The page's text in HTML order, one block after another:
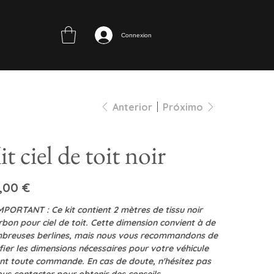
Connexion
Anterior Próximo
ciel de toit noir
€
: Ce kit contient 2 mètres de tissu noir
pour ciel de toit. Cette dimension convient à de
berlines, mais nous vous recommandons de
les dimensions nécessaires pour votre véhicule
toute commande. En cas de doute, n'hésitez pas